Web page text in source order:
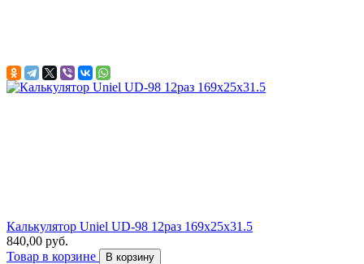
Калькулятор Uniel UD-98 12раз 169x25x31.5
840,00 руб.
Товар в корзине
В корзину